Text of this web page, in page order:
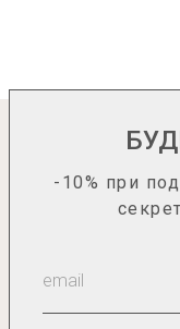
образа.
уборов из
полями. Соломенная
что и классическая:
Каталог
О нас
-10% при